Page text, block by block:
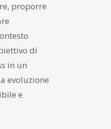
proporre
di
in un
evoluzione
e